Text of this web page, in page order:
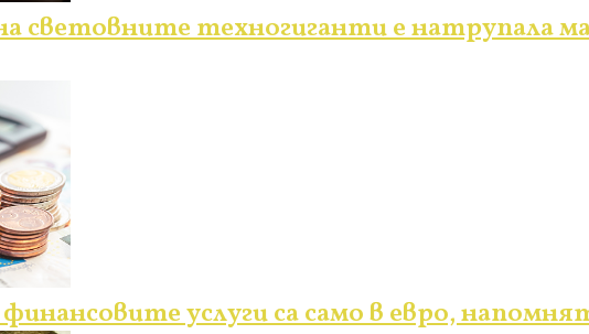
световните техногиганти е натрупала
услуги са само в евро,